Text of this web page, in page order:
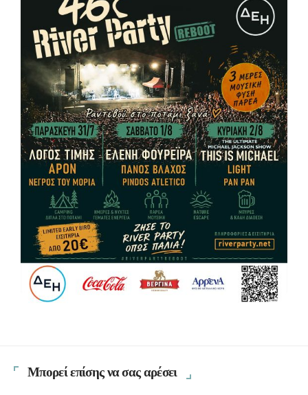
Μπορεί επίσης να σας αρέσει